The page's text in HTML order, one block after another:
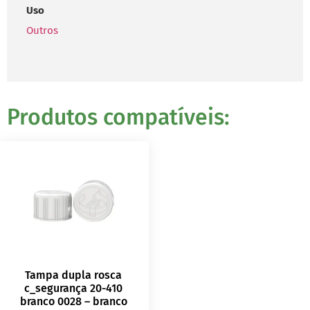
Uso
Outros
Produtos compatíveis:
Tampa dupla rosca
c_segurança 20-410
branco 0028 – branco